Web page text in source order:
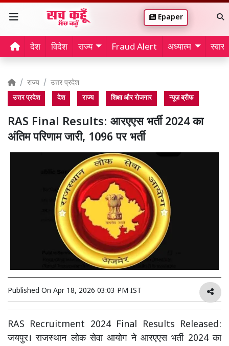
Epaper
देश विदेश राज्य Fraud Alert अध्यात्म
राज्य उत्तर प्रदेश
उत्तर प्रदेश देश राज्य शिक्षा और रोजगार न्यूज़ ब्रीफ
RAS Final Results: आरएएस भर्ती 2024 का
अंतिम परिणाम जारी, 1096 पर भर्ती
Published On Apr 18, 2026 03:03 PM IST
RAS Recruitment 2024 Final Results Released:
जयपुर। राजस्थान लोक सेवा आयोग ने आरएएस भर्ती 2024 का